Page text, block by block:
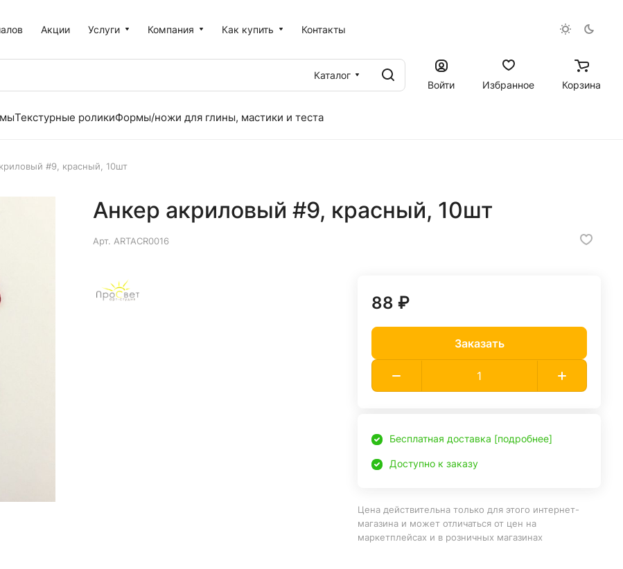
Акции Услуги Компания Как купить Контакты
Каталог
Войти
Избранное Корзина
Текстурные роликиФормы/ножи для глины, мастики и теста
#9, красный, 10шт
Анкер акриловый #9, красный, 10шт
Арт. ARTACR0016
88 ₽
Заказать
Бесплатная доставка [подробнее]
Доступно к заказу
Цена действительна только для этого интернет-
магазина и может отличаться от цен на
маркетплейсах и в розничных магазинах